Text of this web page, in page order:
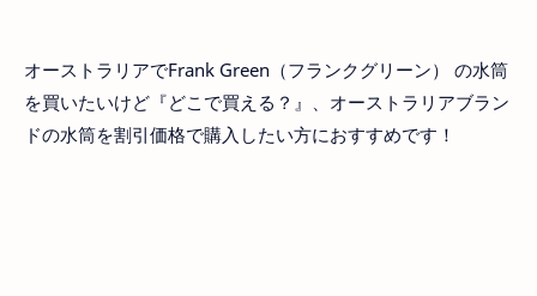
オーストラリアでFrank Green（フランクグリーン） の水筒
を買いたいけど『どこで買える？』、オーストラリアブラン
ドの水筒を割引価格で購入したい方におすすめです！